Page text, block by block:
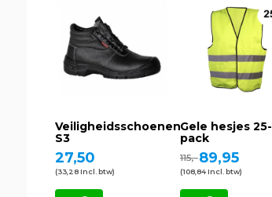
Veiligheidsschoenen
S3
27,50
(33,28 Incl. btw)
Gele hesjes 25-
pack
115,-89,95
(108,84 Incl. btw)